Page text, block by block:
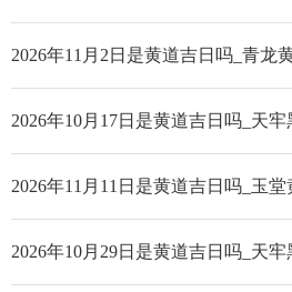
2026年11月2日是黄道吉日吗_青龙
2026年10月17日是黄道吉日吗_天
2026年11月11日是黄道吉日吗_玉
2026年10月29日是黄道吉日吗_天